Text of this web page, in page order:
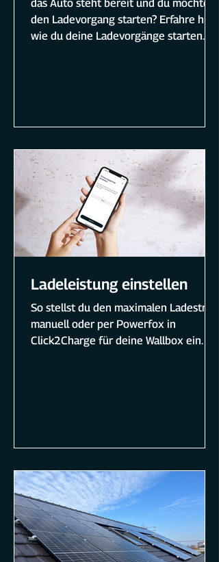
das Auto steht bereit und du möchtest
den Ladevorgang starten? Erfahre hier,
wie du deine Ladevorgänge starten
Ladeleistung einstellen
So stellst du den maximalen Ladestrom
manuell oder per Powerfox in
Click2Charge für deine Wallbox ein.